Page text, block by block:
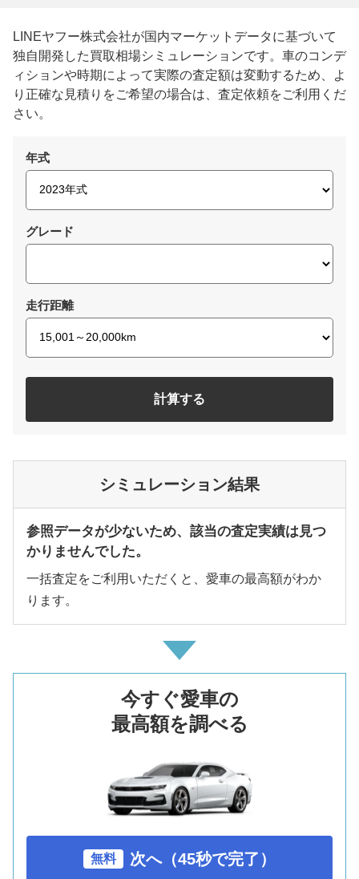
LINEヤフー株式会社が国内マーケットデータに基づいて
独自開発した買取相場シミュレーションです。車のコンデ
ィションや時期によって実際の査定額は変動するため、よ
り正確な見積りをご希望の場合は、査定依頼をご利用くだ
さい。
年式
グレード
走行距離
計算する
シミュレーション結果
参照データが少ないため、該当の査定実績は見つ
かりませんでした。
一括査定をご利用いただくと、愛車の最高額がわか
ります。
今すぐ愛車の
最高額を調べる
無料 次へ（45秒で完了）